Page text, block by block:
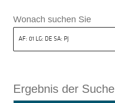
Wonach suchen Sie
Ergebnis der Suche